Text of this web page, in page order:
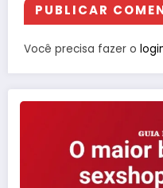
PUBLICAR
Você precisa fazer o